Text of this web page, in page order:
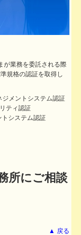
が業務を委託される際
規格の認証を取得し
ジメントシステム認証
ティ認証
トシステム認証
所にご相談
▲ 戻る